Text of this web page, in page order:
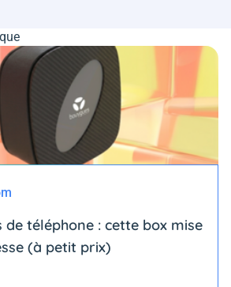
de téléphone : cette box mise
(à petit prix)